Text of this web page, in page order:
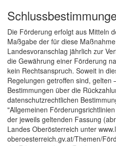
Die Förderung erfolgt aus Mitteln
Maßgabe der für diese
Landesvoranschlag jährlich zur
die Gewährung einer Förderung
kein Rechtsanspruch. Soweit in
Regelungen getroffen sind, gelten
Bestimmungen über die
datenschutzrechtlichen
"Allgemeinen
der jeweils geltenden Fassung
Landes Oberösterreich unter
oberoesterreich.gv.at/Themen/